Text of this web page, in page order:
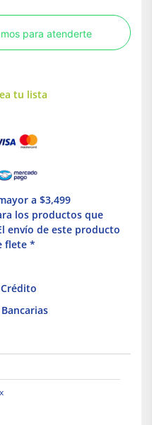
para atenderte
tu lista
a $3,499
los productos que
envío de este producto
flete *